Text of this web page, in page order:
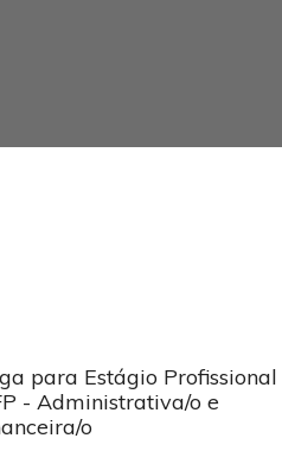
para Estágio Profissional
- Administrativa/o e
o